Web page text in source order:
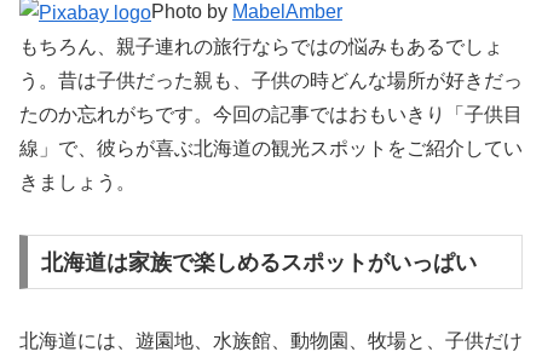
Photo by MabelAmber
もちろん、親子連れの旅行ならではの悩みもあるでしょ
う。昔は子供だった親も、子供の時どんな場所が好きだっ
たのか忘れがちです。今回の記事ではおもいきり「子供目
線」で、彼らが喜ぶ北海道の観光スポットをご紹介してい
きましょう。
北海道は家族で楽しめるスポットがいっぱい
北海道には、遊園地、水族館、動物園、牧場と、子供だけ